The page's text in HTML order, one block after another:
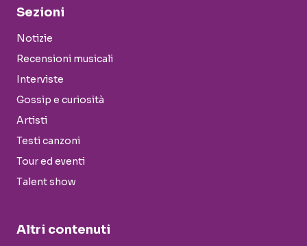
Sezioni
Notizie
Recensioni musicali
Interviste
Gossip e curiosità
Artisti
Testi canzoni
Tour ed eventi
Talent show
Altri contenuti